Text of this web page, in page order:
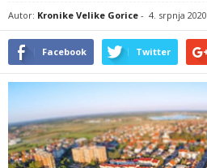
Autor: Kronike Velike Gorice - 4. srpnja 2020
Facebook Twitter